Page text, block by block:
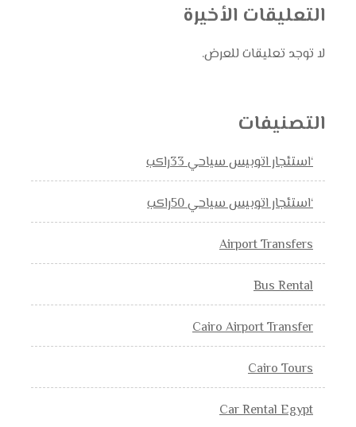
التعليقات الأخيرة
لا توجد تعليقات للعرض.
التصنيفات
‘استئجار اتوبيس سياحي 33راكب
‘استئجار اتوبيس سياحي 50راكب
Airport Transfers
Bus Rental
Cairo Airport Transfer
Cairo Tours
Car Rental Egypt